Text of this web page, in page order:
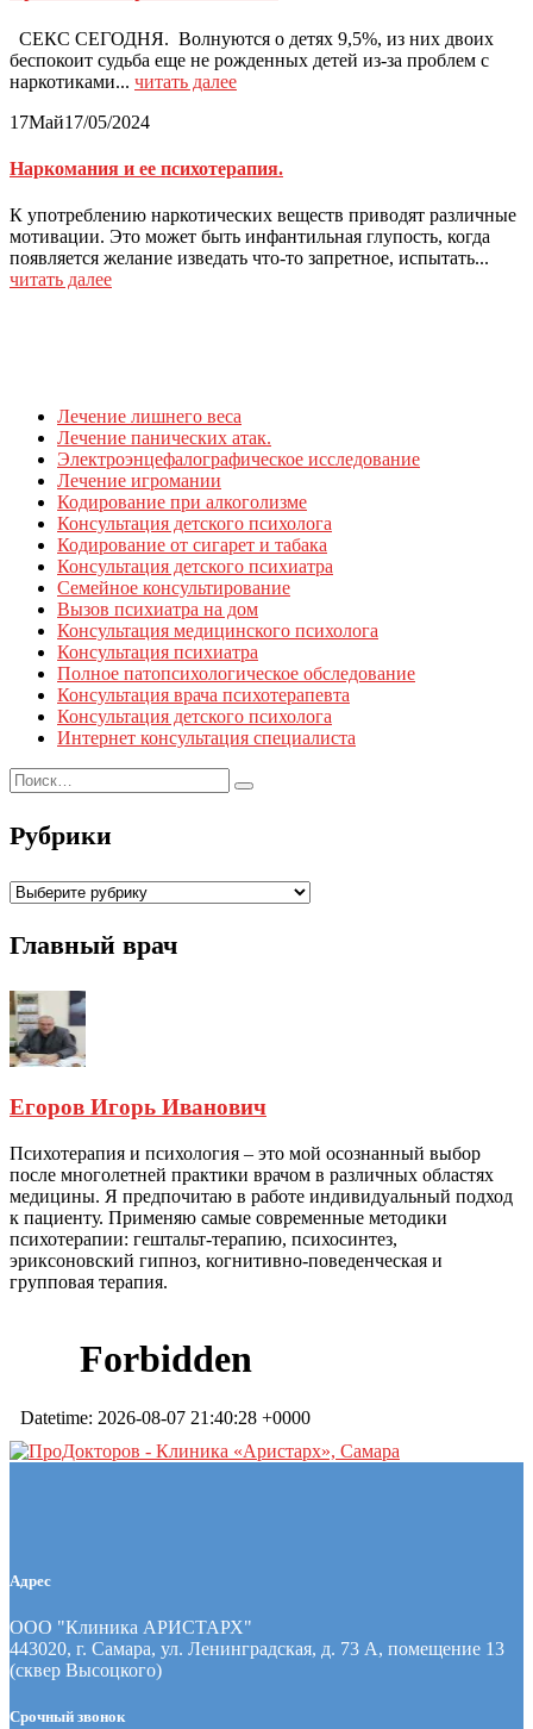
СЕКС СЕГОДНЯ. Волнуются о детях 9,5%, из них двоих
беспокоит судьба еще не рожденных детей из-за проблем с
наркотиками... читать далее
17Май17/05/2024
Наркомания и ее психотерапия.
К употреблению наркотических веществ приводят различные
мотивации. Это может быть инфантильная глупость, когда
появляется желание изведать что-то запретное, испытать...
читать далее
Лечение лишнего веса
Лечение панических атак.
Электроэнцефалографическое исследование
Лечение игромании
Кодирование при алкоголизме
Консультация детского психолога
Кодирование от сигарет и табака
Консультация детского психиатра
Семейное консультирование
Вызов психиатра на дом
Консультация медицинского психолога
Консультация психиатра
Полное патопсихологическое обследование
Консультация врача психотерапевта
Консультация детского психолога
Интернет консультация специалиста
Рубрики
Рубрики
Главный врач
Егоров Игорь Иванович
Психотерапия и психология – это мой осознанный выбор
после многолетней практики врачом в различных областях
медицины. Я предпочитаю в работе индивидуальный подход
к пациенту. Применяю самые современные методики
психотерапии: гештальт-терапию, психосинтез,
эриксоновский гипноз, когнитивно-поведенческая и
групповая терапия.
Адрес
ООО "Клиника АРИСТАРХ"
443020, г. Самара, ул. Ленинградская, д. 73 А, помещение 13
(сквер Высоцкого)
Срочный звонок